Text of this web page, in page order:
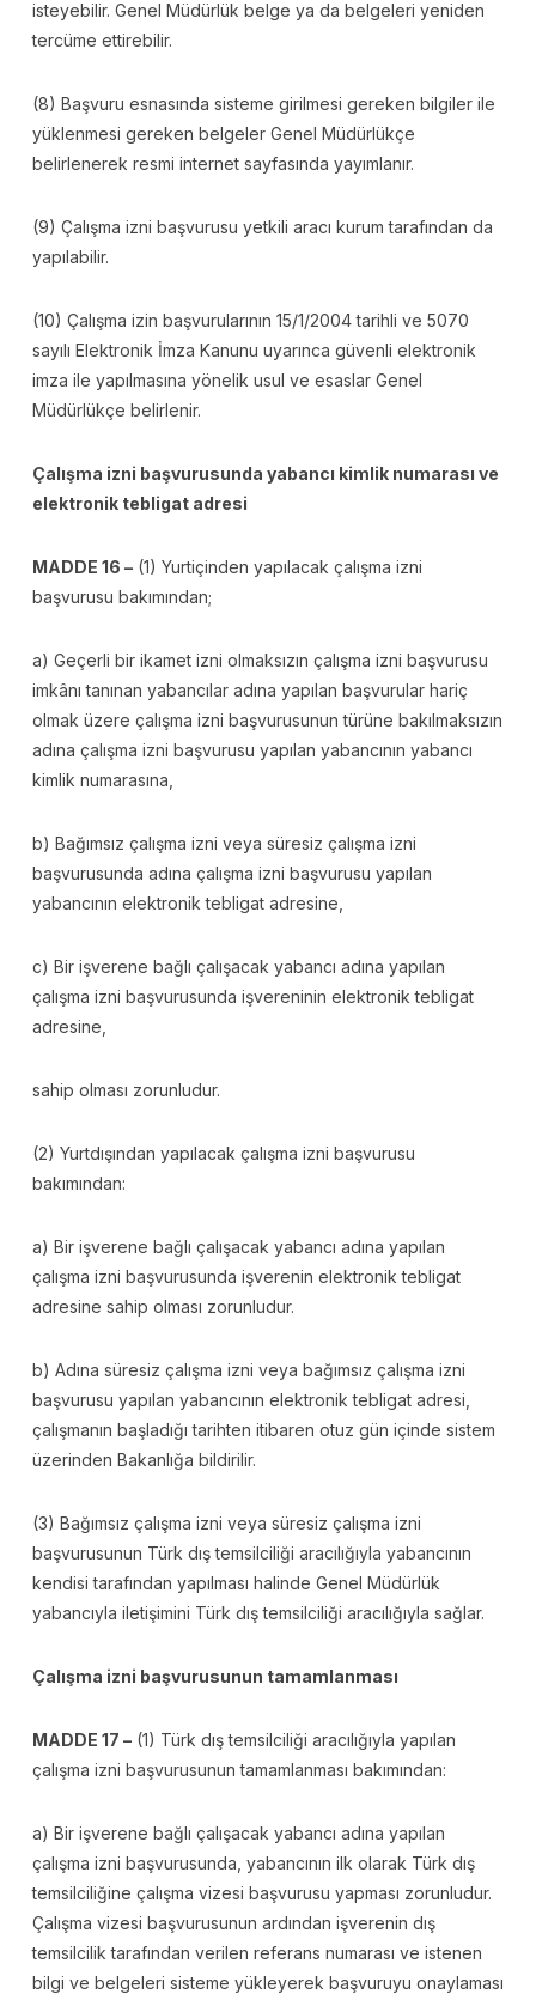
isteyebilir. Genel Müdürlük belge ya da belgeleri yeniden
tercüme ettirebilir.
(8) Başvuru esnasında sisteme girilmesi gereken bilgiler ile
yüklenmesi gereken belgeler Genel Müdürlükçe
belirlenerek resmi internet sayfasında yayımlanır.
(9) Çalışma izni başvurusu yetkili aracı kurum tarafından da
yapılabilir.
(10) Çalışma izin başvurularının 15/1/2004 tarihli ve 5070
sayılı Elektronik İmza Kanunu uyarınca güvenli elektronik
imza ile yapılmasına yönelik usul ve esaslar Genel
Müdürlükçe belirlenir.
Çalışma izni başvurusunda yabancı kimlik numarası ve
elektronik tebligat adresi
MADDE 16 –(1) Yurtiçinden yapılacak çalışma izni
başvurusu bakımından;
a) Geçerli bir ikamet izni olmaksızın çalışma izni başvurusu
imkânı tanınan yabancılar adına yapılan başvurular hariç
olmak üzere çalışma izni başvurusunun türüne bakılmaksızın
adına çalışma izni başvurusu yapılan yabancının yabancı
kimlik numarasına,
b) Bağımsız çalışma izni veya süresiz çalışma izni
başvurusunda adına çalışma izni başvurusu yapılan
yabancının elektronik tebligat adresine,
c) Bir işverene bağlı çalışacak yabancı adına yapılan
çalışma izni başvurusunda işvereninin elektronik tebligat
adresine,
sahip olması zorunludur.
(2) Yurtdışından yapılacak çalışma izni başvurusu
bakımından:
a) Bir işverene bağlı çalışacak yabancı adına yapılan
çalışma izni başvurusunda işverenin elektronik tebligat
adresine sahip olması zorunludur.
b) Adına süresiz çalışma izni veya bağımsız çalışma izni
başvurusu yapılan yabancının elektronik tebligat adresi,
çalışmanın başladığı tarihten itibaren otuz gün içinde sistem
üzerinden Bakanlığa bildirilir.
(3) Bağımsız çalışma izni veya süresiz çalışma izni
başvurusunun Türk dış temsilciliği aracılığıyla yabancının
kendisi tarafından yapılması halinde Genel Müdürlük
yabancıyla iletişimini Türk dış temsilciliği aracılığıyla sağlar.
Çalışma izni başvurusunun tamamlanması
MADDE 17 –(1) Türk dış temsilciliği aracılığıyla yapılan
çalışma izni başvurusunun tamamlanması bakımından:
a) Bir işverene bağlı çalışacak yabancı adına yapılan
çalışma izni başvurusunda, yabancının ilk olarak Türk dış
temsilciliğine çalışma vizesi başvurusu yapması zorunludur.
Çalışma vizesi başvurusunun ardından işverenin dış
temsilcilik tarafından verilen referans numarası ve istenen
bilgi ve belgeleri sisteme yükleyerek başvuruyu onaylaması